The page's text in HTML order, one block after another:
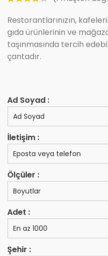
Restorantlarınızın,
gıda ürünlerinin ve
taşınmasında tercih
çantadır.
Ad Soyad :
İletişim :
Ölçüler :
Adet :
Şehir :